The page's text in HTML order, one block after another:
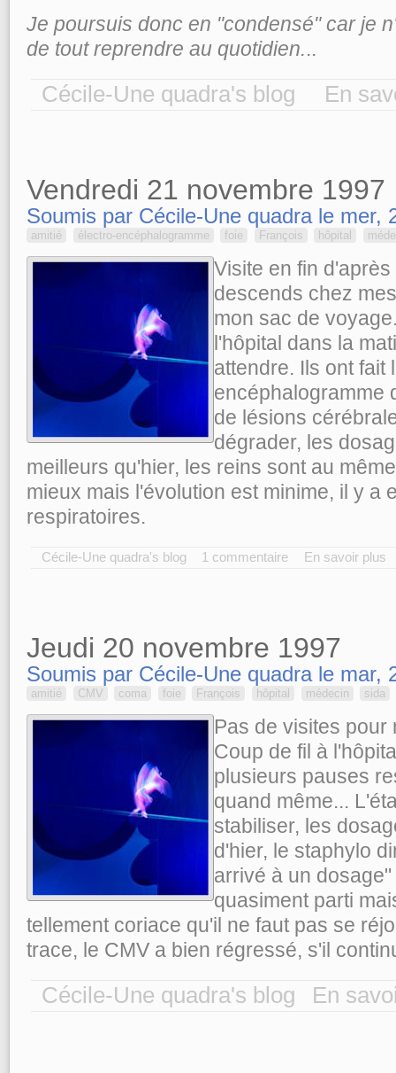
Je poursuis donc en "condensé" car je
de tout reprendre au quotidien...
Cécile-Une quadra's blog En
Vendredi 21 novembre 1997
Soumis par Cécile-Une quadra le mer,
amitié électro-encéphalogramme foie François hôpital
Visite en fin
descends chez
mon sac de
l'hôpital dans la
attendre. Ils ont fait
encéphalogramme
de lésions
dégrader, les
meilleurs qu'hier, les reins sont au
mieux mais l'évolution est minime, il y a
respiratoires.
Cécile-Une quadra's blog 1 commentaire En savoir plus
Jeudi 20 novembre 1997
Soumis par Cécile-Une quadra le mar,
amitié CMV coma foie François hôpital médecin sida
Pas de visites pour
Coup de fil à
plusieurs pauses
quand même...
stabiliser, les
d'hier, le staphylo
arrivé à un
quasiment parti
tellement coriace qu'il ne faut pas se
trace, le CMV a bien régressé, s'il
Cécile-Une quadra's blog En